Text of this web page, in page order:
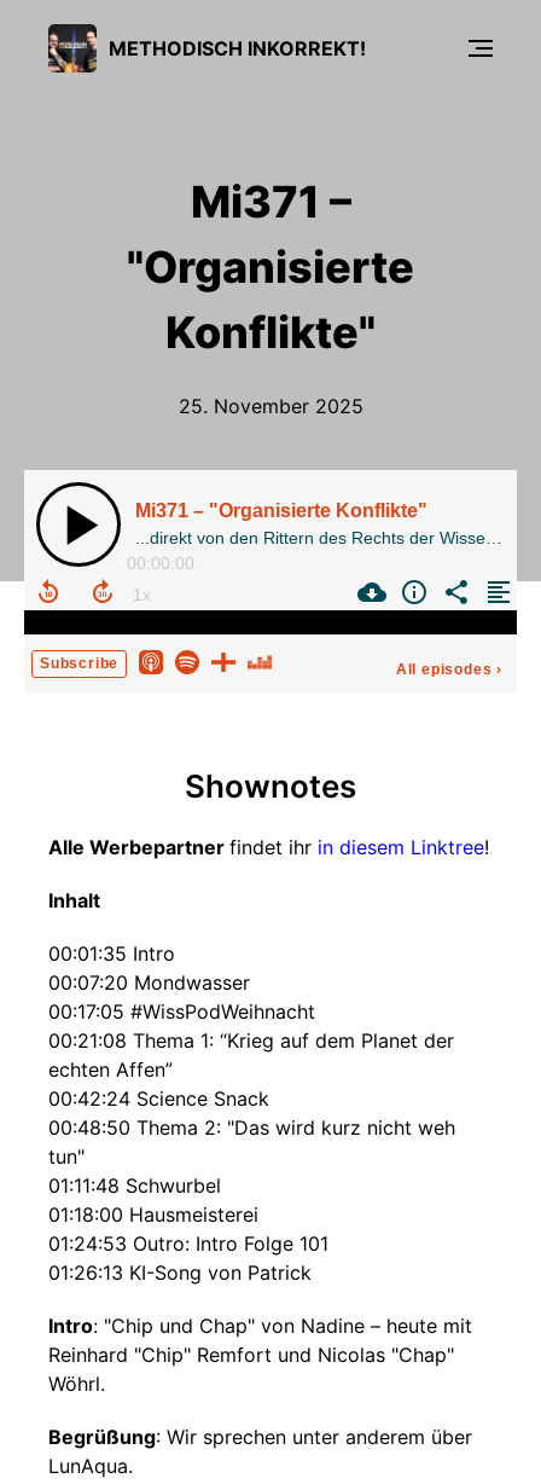
METHODISCH INKORREKT!
Mi371 –
"Organisierte
Konflikte"
25. November 2025
Mi371 – "Organisierte Konflikte"
00:00:00
Subscribe All episodes ›
Shownotes
Alle Werbepartner findet ihr in diesem Linktree!
Inhalt
00:01:35 Intro
00:07:20 Mondwasser
00:17:05 #WissPodWeihnacht
00:21:08 Thema 1: “Krieg auf dem Planet der
echten Affen”
00:42:24 Science Snack
00:48:50 Thema 2: "Das wird kurz nicht weh
tun"
01:11:48 Schwurbel
01:18:00 Hausmeisterei
01:24:53 Outro: Intro Folge 101
01:26:13 KI-Song von Patrick
Intro: "Chip und Chap" von Nadine – heute mit
Reinhard "Chip" Remfort und Nicolas "Chap"
Wöhrl.
Begrüßung: Wir sprechen unter anderem über
LunAqua.